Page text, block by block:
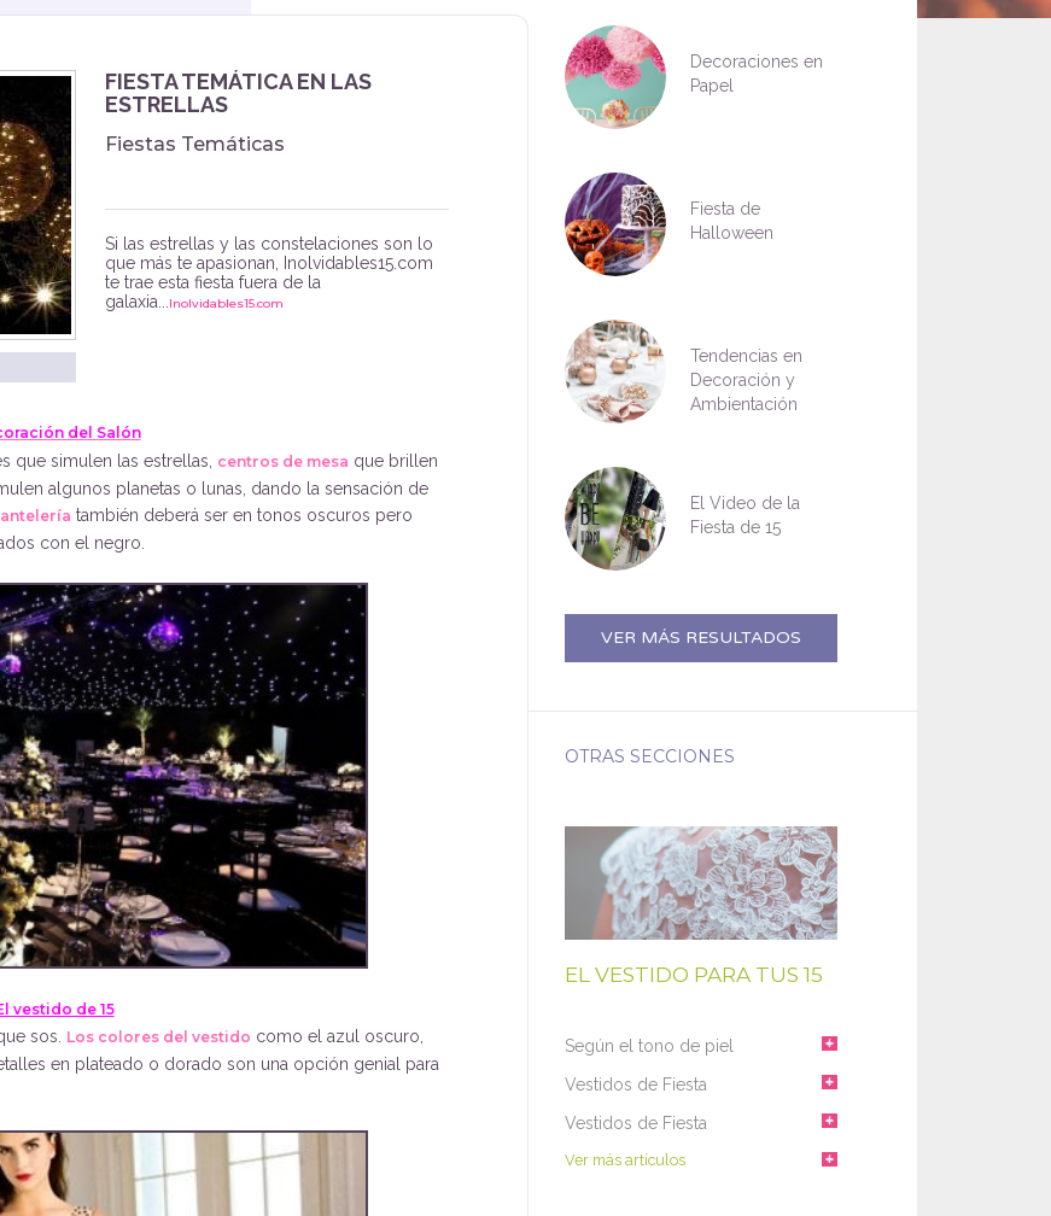
FIESTA TEMÁTICA EN LAS
ESTRELLAS
Fiestas Temáticas
Si las estrellas y las constelaciones son lo
que más te apasionan, Inolvidables15.com
te trae esta fiesta fuera de la
galaxia...
Inolvidables15.com
del Salón
que simulen las estrellas, centros de mesa que brillen
algunos planetas o lunas, dando la sensación de
también deberá ser en tonos oscuros pero
con el negro.
vestido de 15
sos. Los colores del vestido como el azul oscuro,
en plateado o dorado son una opción genial para
Decoraciones en
Papel
Fiesta de
Halloween
Tendencias en
Decoración y
Ambientación
El Video de la
Fiesta de 15
VER MÁS RESULTADOS
OTRAS SECCIONES
EL VESTIDO PARA TUS 15
Según el tono de piel
Vestidos de Fiesta
Vestidos de Fiesta
Ver más artículos